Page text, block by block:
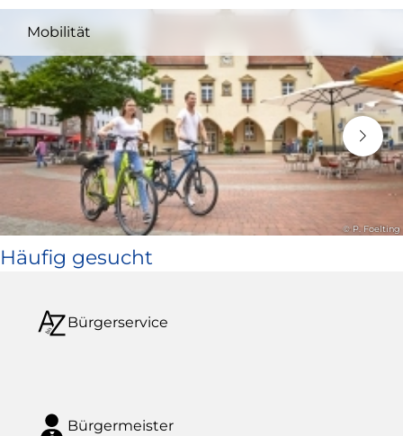
und
in
neuem
Fenster)
Mobilität
© P. Foelting
Häufig gesucht
Bürgerservice
Bürgermeister